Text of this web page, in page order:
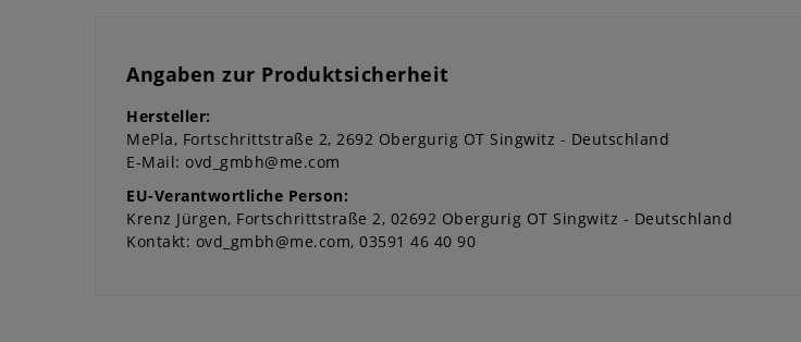
Angaben zur Produktsicherheit
Hersteller:
MePla Fortschrittstraße 2 2692 Obergurig OT Singwitz
Deutschland
E-Mail: ovd_gmbh@me.com
EU-Verantwortliche Person:
Krenz Jürgen Fortschrittstraße 2 02692 Obergurig OT Singwitz
Deutschland
Kontakt: ovd_gmbh@me.com 03591 46 40 90